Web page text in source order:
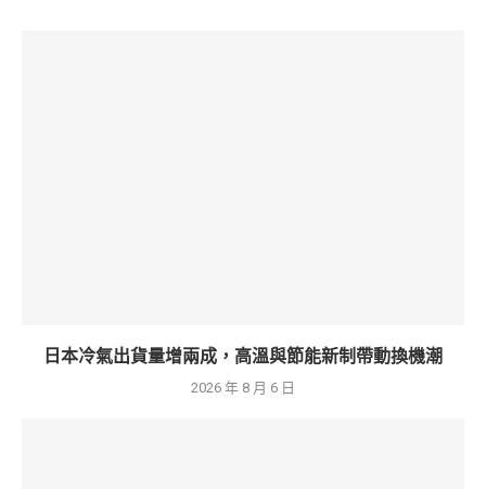
日本冷氣出貨量增兩成，高溫與節能新制帶動換機潮
2026 年 8 月 6 日